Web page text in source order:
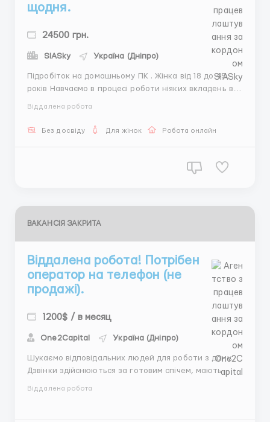
щодня.
24500 грн.
SIASky Україна (Дніпро)
Підробіток на домашньому ПК . Жінка від 18 до 45
років Навчаємо в процесі роботи ніяких вкладень від
комунікабельність і звичайно - бажання працювати.
Віддалена робота
Без досвіду Для жінок Робота онлайн
ВАКАНСІЯ ЗАКРИТА
Віддалена робота! Потрібен
оператор на телефон (не
продажі).
1200$ / в месяц
One2Capital Україна (Дніпро)
Шукаємо відповідальних людей для роботи з дому.
Дзвінки здійснюються за готовим спічем, мають
Віддалена робота